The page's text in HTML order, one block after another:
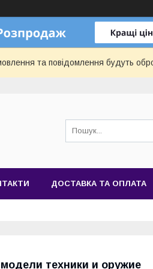
та повідомлення будуть
ДОСТАВКА ТА ОПЛАТА
техники и оружие